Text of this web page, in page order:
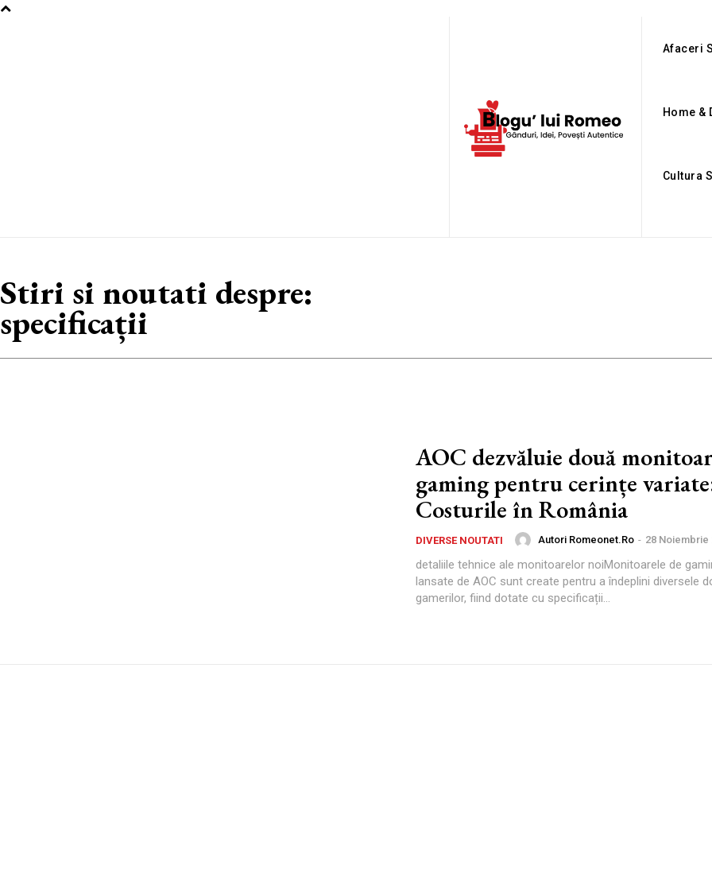
Afaceri
Home &
Cultura
Stiri si noutati despre:
specificații
AOC dezvăluie două
gaming pentru cerințe
Costurile în România
DIVERSE NOUTATI Autori Romeonet.ro - 28 Noiembrie
detaliile tehnice ale monitoarelor noiMonitoarele de
lansate de AOC sunt create pentru a îndeplini diversele
gamerilor, fiind dotate cu specificații...